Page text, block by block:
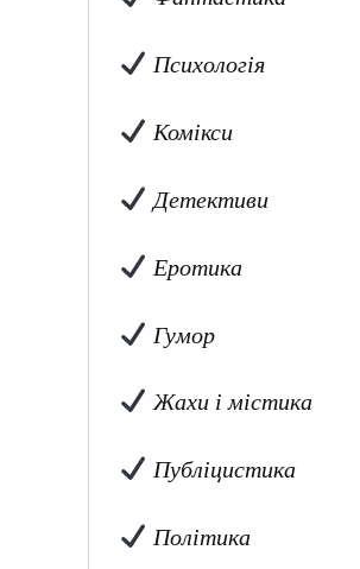
Психологія
Комікси
Детективи
Еротика
Гумор
Жахи і містика
Публіцистика
Політика